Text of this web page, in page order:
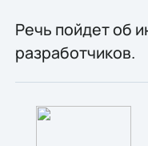
Речь пойдет об
разработчиков.